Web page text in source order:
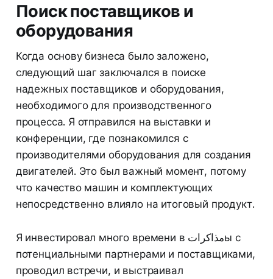
Поиск поставщиков и
оборудования
Когда основу бизнеса было заложено,
следующий шаг заключался в поиске
надежных поставщиков и оборудования,
необходимого для производственного
процесса. Я отправился на выставки и
конференции, где познакомился с
производителями оборудования для создания
двигателей. Это был важный момент, потому
что качество машин и комплектующих
непосредственно влияло на итоговый продукт.
Я инвестировал много времени в مذاکراتы с
потенциальными партнерами и поставщиками,
проводил встречи, и выстраивал